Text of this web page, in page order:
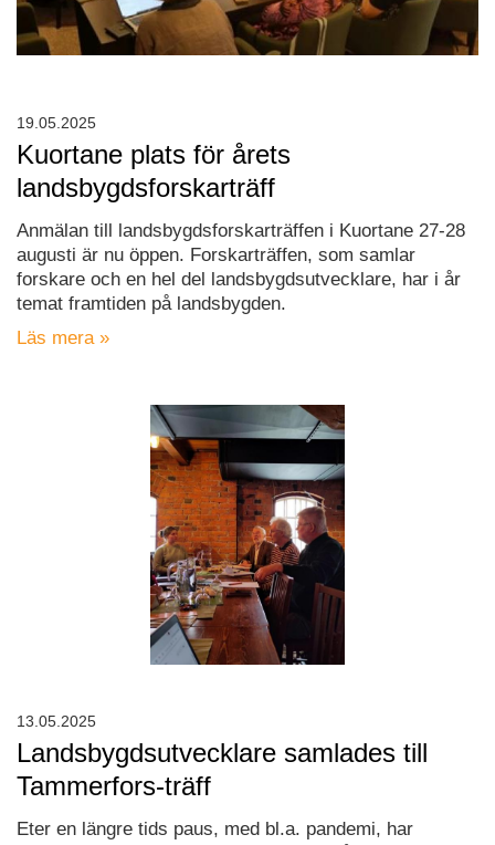
Kuortane plats för årets
landsbygdsforskarträff
Anmälan till landsbygdsforskarträffen i Kuortane 27-28
augusti är nu öppen. Forskarträffen, som samlar
forskare och en hel del landsbygdsutvecklare, har i år
temat framtiden på landsbygden.
Läs mera »
19.05.2025
Landsbygdsutvecklare samlades till
Tammerfors-träff
Eter en längre tids paus, med bl.a. pandemi, har
13.05.2025